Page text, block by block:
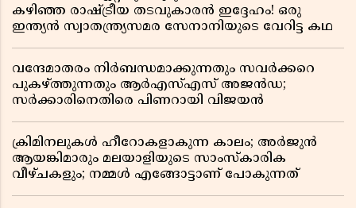
കഴിഞ്ഞ രാഷ്ട്രീയ തടവുകാരൻ ഇദ്ദേഹം! ഒരു
ഇന്ത്യൻ സ്വാതന്ത്ര്യസമര സേനാനിയുടെ വേറിട്ട കഥ
വന്ദേമാതരം നിർബന്ധമാക്കുന്നതും സവർക്കറെ
പുകഴ്ത്തുന്നതും ആർഎസ്എസ് അജൻഡ;
സർക്കാരിനെതിരെ പിണറായി വിജയൻ
ക്രിമിനലുകൾ ഹീറോകളാകുന്ന കാലം; അർജുൻ
ആയങ്കിമാരും മലയാളിയുടെ സാംസ്കാരിക
വീഴ്ചകളും; നമ്മൾ എങ്ങോട്ടാണ് പോകുന്നത്